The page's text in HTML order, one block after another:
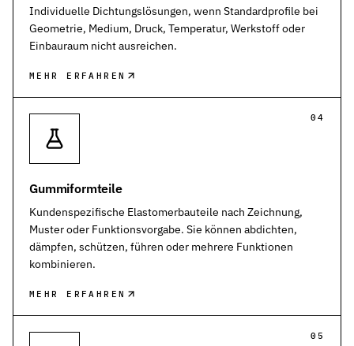
Individuelle Dichtungslösungen, wenn Standardprofile bei
Geometrie, Medium, Druck, Temperatur, Werkstoff oder
Einbauraum nicht ausreichen.
MEHR ERFAHREN
04
Gummiformteile
Kundenspezifische Elastomerbauteile nach Zeichnung,
Muster oder Funktionsvorgabe. Sie können abdichten,
dämpfen, schützen, führen oder mehrere Funktionen
kombinieren.
MEHR ERFAHREN
05